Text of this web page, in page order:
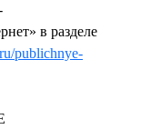
в разделе
publichnye-